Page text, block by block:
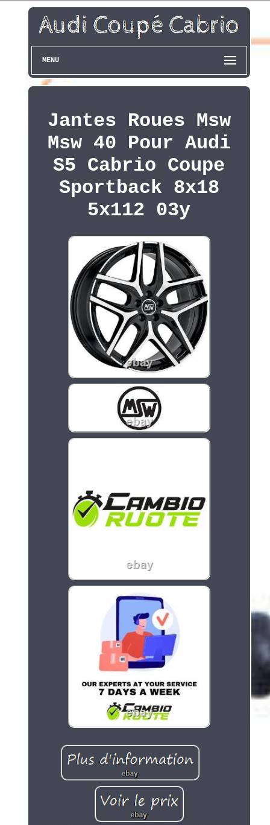
MENU
Jantes Roues Msw
Msw 40 Pour Audi
S5 Cabrio Coupe
Sportback 8x18
5x112 03y